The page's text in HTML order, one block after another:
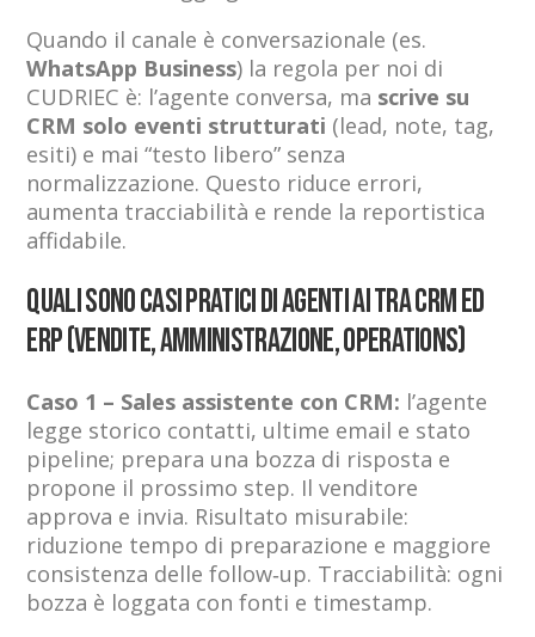
Quando il canale è conversazionale (es.
WhatsApp Business) la regola per noi di
CUDRIEC è: l’agente conversa, ma scrive su
CRM solo eventi strutturati (lead, note, tag,
esiti) e mai “testo libero” senza
normalizzazione. Questo riduce errori,
aumenta tracciabilità e rende la reportistica
affidabile.
Quali sono casi pratici di agenti AI tra CRM ed
ERP (vendite, amministrazione, operations)
Caso 1 – Sales assistente con CRM: l’agente
legge storico contatti, ultime email e stato
pipeline; prepara una bozza di risposta e
propone il prossimo step. Il venditore
approva e invia. Risultato misurabile:
riduzione tempo di preparazione e maggiore
consistenza delle follow‑up. Tracciabilità: ogni
bozza è loggata con fonti e timestamp.